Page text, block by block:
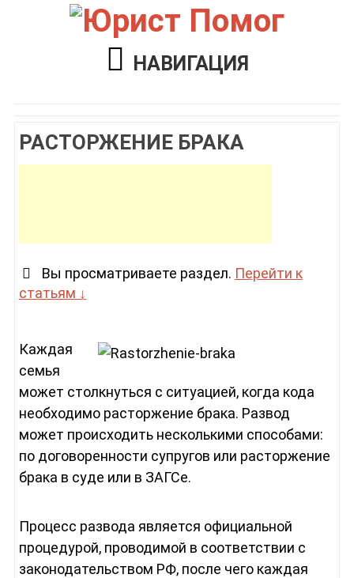
НАВИГАЦИЯ
РАСТОРЖЕНИЕ БРАКА
Вы просматриваете раздел. Перейти к
статьям ↓
Каждая
семья
может столкнуться с ситуацией, когда кода
необходимо расторжение брака. Развод
может происходить несколькими способами:
по договоренности супругов или расторжение
брака в суде или в ЗАГСе.
Процесс развода является официальной
процедурой, проводимой в соответствии с
законодательством РФ, после чего каждая